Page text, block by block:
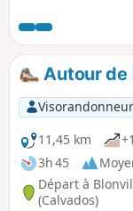
Autour de
Visorandonneur
11,45 km
3h 45
Départ à
(Calvados)